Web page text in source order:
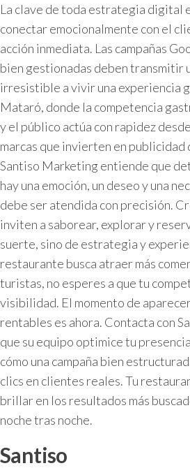
La clave de toda estrategia digital
conectar emocionalmente con el
acción inmediata. Las campañas
bien gestionadas deben transmitir
irresistible a vivir una experiencia
Mataró, donde la competencia
y el público actúa con rapidez
marcas que invierten en
Santiso Marketing entiende que
hay una emoción, un deseo y una
debe ser atendida con precisión.
inviten a saborear, explorar y
suerte, sino de estrategia y
restaurante busca atraer más
turistas, no esperes a que tu
visibilidad. El momento de
rentables es ahora. Contacta con
que su equipo optimice tu
cómo una campaña bien
clics en clientes reales. Tu
brillar en los resultados más
noche tras noche.
Santiso